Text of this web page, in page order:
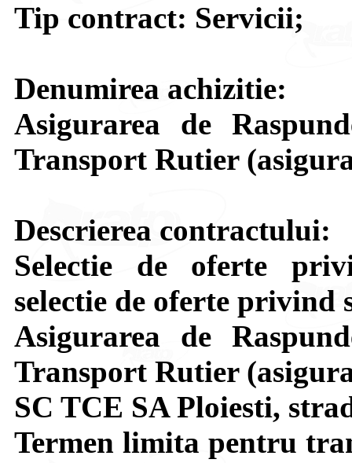
Tip contract: Servicii;
Denumirea achizitie:
Asigurarea de
Transport Rutier
Descrierea contractului:
Selectie de oferte
selectie de oferte privind
Asigurarea de
Transport Rutier
SC TCE SA Ploiesti,
Termen limita pentru